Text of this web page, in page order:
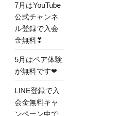
7月はYouTube
公式チャンネ
ル登録で入会
金無料❣
5月はペア体験
が無料です❤
LINE登録で入
会金無料キャ
ンペーン中で